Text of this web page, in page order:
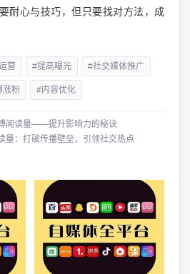
耐心与技巧，但只要找对方法，成
营 #提高曝光 #社交媒体推广
涨粉 #内容优化
阅读量——提升影响力的秘诀
量：打破传播壁垒，引领社交热点